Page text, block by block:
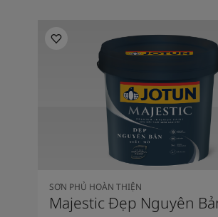
SƠN PHỦ HOÀN THIỆN
Majestic Đẹp Nguyên